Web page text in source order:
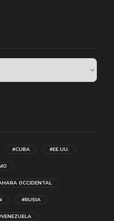
#CUBA #EE.UU.
OCCIDENTAL
#RUSIA